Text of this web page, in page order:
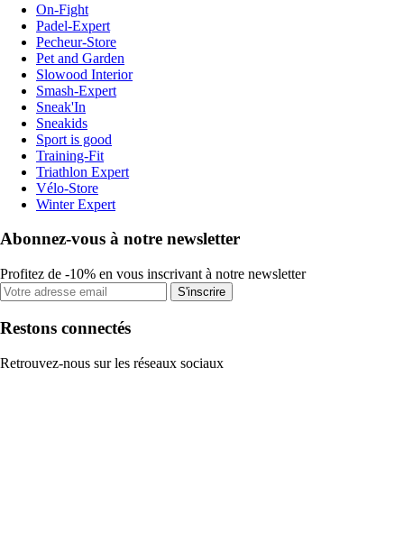
On-Fight
Padel-Expert
Pecheur-Store
Pet and Garden
Slowood Interior
Smash-Expert
Sneak'In
Sneakids
Sport is good
Training-Fit
Triathlon Expert
Vélo-Store
Winter Expert
Abonnez-vous à notre newsletter
Profitez de -10% en vous inscrivant à notre newsletter
S'inscrire
Restons connectés
Retrouvez-nous sur les réseaux sociaux